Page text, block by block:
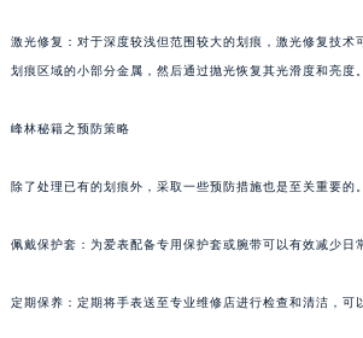
激光修复：对于深度较浅但范围较大的划痕，激光修复技术
划痕区域的小部分金属，然后通过抛光恢复其光滑度和亮度。
峰林秘籍之预防策略
除了处理已有的划痕外，采取一些预防措施也是至关重要的。
佩戴保护套：为爱表配备专用保护套或腕带可以有效减少日
定期保养：定期将手表送至专业维修店进行检查和清洁，可